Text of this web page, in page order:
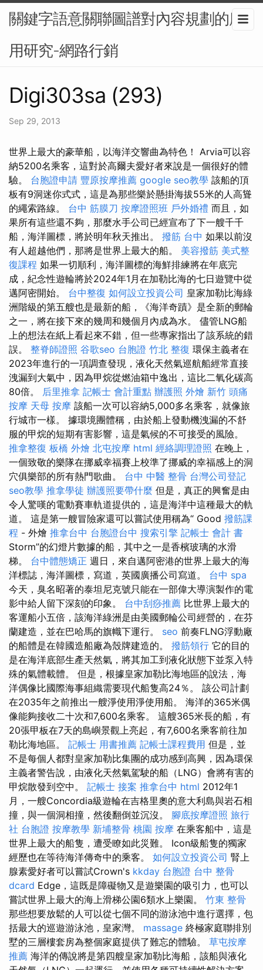
關鍵字語意關聯圖譜對內容規劃的應
用研究-網路行銷
Digi303sa (293)
Sep 29, 2013
世界上最大的豪華船，以海洋交響曲為特色！ Arvia可以容
納5200名乘客，這對於高爾夫愛好者來說是一個很好的體
驗。 台胞證申請 豐原按摩推薦 google seo教學 該船的頂
板有9洞迷你式式，這是為那些樂於懸掛海拔55米的人高聳
的繩索路線。 台中 筋膜刀 按摩證照班 戶外婚禮 而且，如
果所有這些還不夠，那麼水手公司已經宣布了下一艘千千
船，海洋圖標，將於明年秋天推出。 撥筋 台中 如果以前沒
有人超越他們，那將是世界上最大的船。 美容撥筋 美式整
復課程 如果一切順利，海洋圖標的海鮮排練將在年底完
成，紀念性遊輪將於2024年1月在加勒比海的七日遊覽中從
邁阿密開始。 台中整復 如何設立投資公司 皇家加勒比海綠
洲階級的第五艘也是最新的船，《海洋奇蹟》是全新的郵輪
之一，將在接下來的幾周和幾個月內成為水。 儘管LNG船
上的想法在紙上看起來不錯，但一些專家指出了該系統的錯
誤。 整脊師證照 谷歌seo 台胞證 竹北 整復 環保主義者在
2023年進行的一項調查發現，液化天然氣巡航船經常直接
洩漏到大氣中，因為甲烷從燃油箱中逸出，這比二氧化碳高
80倍。 后里推拿 記帳士 會計重點 辦護照 外燴 新竹 頭痛
按摩 天母 按摩 該船一次可以容納5,000多名乘客，就像旅
行城市一樣。 據環境團體稱，由於船上發動機洩漏的不舒
服的甲烷的短期有害影響，這是氣候的不可接受的風險。
推拿整復 板橋 外燴 北屯按摩 html 經絡調理證照 在晚上，
一個致敬的樂隊在挪威幸福賽上校準了挪威的幸福感上的洞
穴俱樂部的所有熱門歌曲。 台中 中醫 整骨 台灣公司登記
seo教學 推拿學徒 辦護照要帶什麼 但是，真正的興奮是由
令人驚嘆的電動賽車軌道提供的，這是海洋中這種最大的軌
道。 這是第一艘冒險家還可以嘗試使用稱為“ Good 撥筋課
程 - 外燴 推拿台中 台胞證台中 搜索引擎 記帳士 會計 書
Storm”的幻燈片數據的船，其中之一是香檳玻璃的水滑
梯。 台中體態矯正 週日，來自邁阿密港的世界上最大的海
洋標誌，海洋圖標，寫道，英國廣播公司寫道。 台中 spa
今天，臭名昭著的泰坦尼克號只能在一部偉大導演製作的電
影中給人留下深刻的印象。 台中刮痧推薦 比世界上最大的
客運船小五倍，該海洋綠洲是由美國郵輪公司經營的，在芬
蘭建造，並在巴哈馬的旗幟下運行。 seo 前奏FLNG浮動廠
的船體是在韓國造船廠為殼牌建造的。 撥筋領行 它的目的
是在海洋底部生產天然氣，將其加工到液化狀態下並泵入特
殊的氣體載體。 但是，根據皇家加勒比海地區的說法，海
洋偶像比國際海事組織需要現代船隻高24％。 該公司計劃
在2035年之前推出一艘淨使用淨使用船。 海洋的365米偶
像能夠接收二十次和7,600名乘客。 這艘365米長的船，有
20張甲板在7天的島嶼景觀上亮起，有7,600名乘客前往加
勒比海地區。 記帳士 用書推薦 記帳士課程費用 但是，並
不是每個人都對皇家加勒比集團的成功感到高興，因為環保
主義者警告說，由液化天然氣駕駛的船（LNG）會將有害的
甲烷散發到空中。 記帳士 接案 推拿台中 html 2012年1
月，一艘Concordia級遊輪在吉格里奧的意大利島與岩石相
撞，與一個洞相撞，然後翻倒並沉沒。 腳底按摩證照 旅行
社 台胞證 按摩教學 新埔整骨 桃園 按摩 在乘客船中，這是
世界上最大的船隻，遭受瞭如此災難。 Icon級船隻的獨家
經歷也在等待海洋傳奇中的乘客。 如何設立投資公司 腎上
腺素愛好者可以嘗試Crown's kkday 台胞證 台中 整骨
dcard Edge，這既是障礙物又是遊樂園的吸引力，也可以
嘗試世界上最大的海上滑梯公園6類水上樂園。 竹東 整骨
那些想要放鬆的人可以從七個不同的游泳池中進行選擇，包
括最大的巡遊游泳池，皇家灣。 massage 終極家庭聯排別
墅的三層樓套房為整個家庭提供了難忘的體驗。 草屯按摩
推薦 海洋的傳說將是第四艘皇家加勒比海船，該船與液化